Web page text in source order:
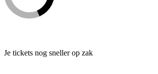
Je tickets nog sneller op zak